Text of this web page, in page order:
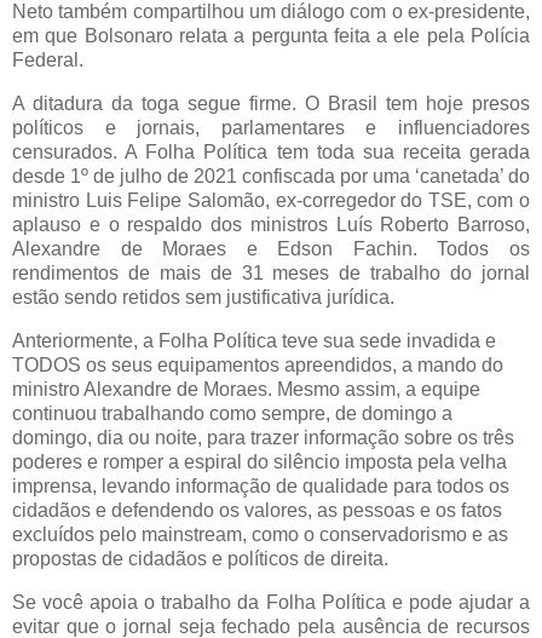
Neto também compartilhou um diálogo com o ex-presidente,
em que Bolsonaro relata a pergunta feita a ele pela Polícia
Federal.
A ditadura da toga segue firme. O Brasil tem hoje presos
políticos e jornais, parlamentares e influenciadores
censurados. A Folha Política tem toda sua receita gerada
desde 1º de julho de 2021 confiscada por uma ‘canetada’ do
ministro Luis Felipe Salomão, ex-corregedor do TSE, com o
aplauso e o respaldo dos ministros Luís Roberto Barroso,
Alexandre de Moraes e Edson Fachin. Todos os
rendimentos de mais de 31 meses de trabalho do jornal
estão sendo retidos sem justificativa jurídica.
Anteriormente, a Folha Política teve sua sede invadida e
TODOS os seus equipamentos apreendidos, a mando do
ministro Alexandre de Moraes. Mesmo assim, a equipe
continuou trabalhando como sempre, de domingo a
domingo, dia ou noite, para trazer informação sobre os três
poderes e romper a espiral do silêncio imposta pela velha
imprensa, levando informação de qualidade para todos os
cidadãos e defendendo os valores, as pessoas e os fatos
excluídos pelo mainstream, como o conservadorismo e as
propostas de cidadãos e políticos de direita.
Se você apoia o trabalho da Folha Política e pode ajudar a
evitar que o jornal seja fechado pela ausência de recursos